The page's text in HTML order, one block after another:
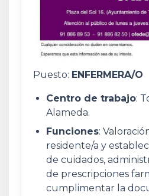
Puesto: ENFERMERA/O
Centro de trabajo:
Alameda.
Funciones:
residente/a y
de cuidados,
de prescripciones
cumplimentar la